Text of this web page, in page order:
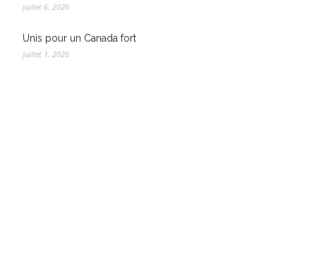
juillet 6, 2026
Unis pour un Canada fort
juillet 1, 2026